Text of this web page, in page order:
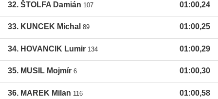
32. ŠTOLFA Damián 107 01:00,24
33. KUNCEK Michal 89 01:00,25
34. HOVANCIK Lumir 134 01:00,29
35. MUSIL Mojmír 6 01:00,30
36. MAREK Milan 116 01:00,58